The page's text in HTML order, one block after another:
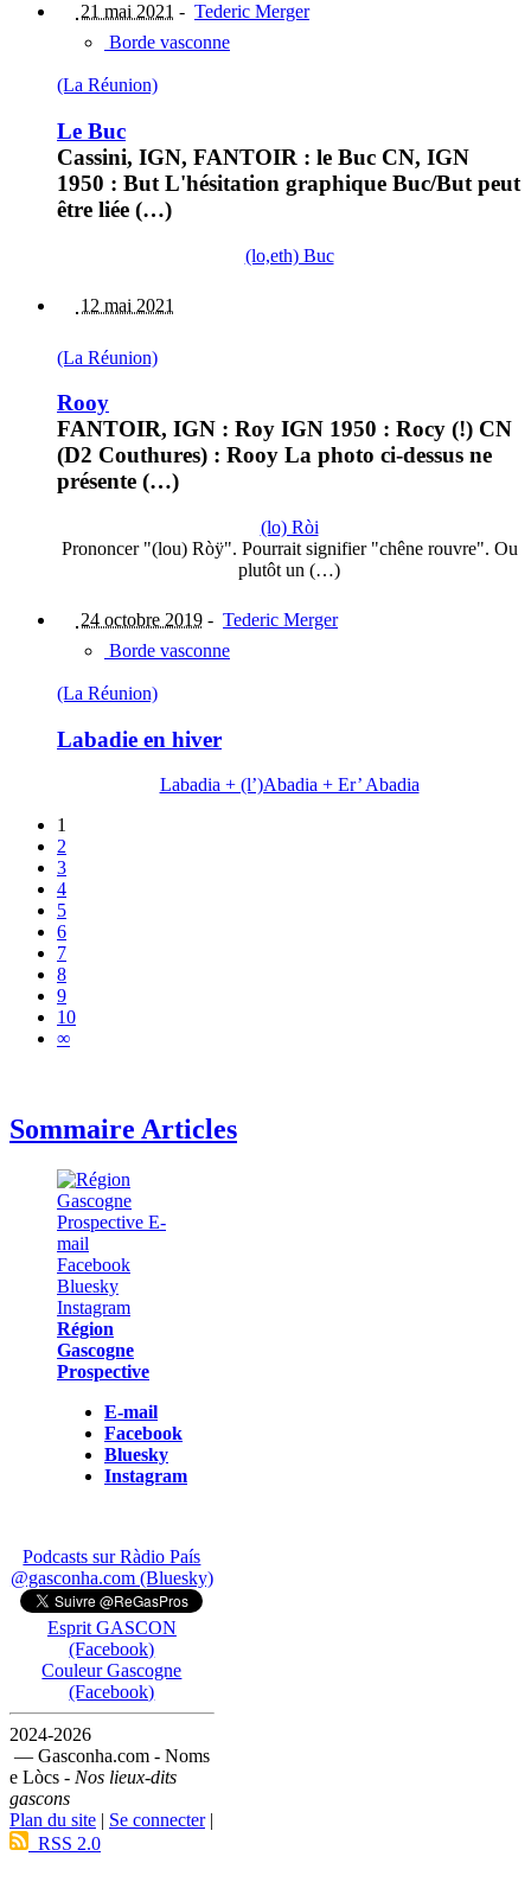
21 mai 2021 - Tederic Merger
Borde vasconne
(La Réunion)
Le Buc
Cassini, IGN, FANTOIR : le Buc CN, IGN
1950 : But L'hésitation graphique Buc/But peut
être liée (…)
(lo,eth) Buc
12 mai 2021
(La Réunion)
Rooy
FANTOIR, IGN : Roy IGN 1950 : Rocy (!) CN
(D2 Couthures) : Rooy La photo ci-dessus ne
présente (…)
(lo) Ròi
Prononcer "(lou) Ròÿ". Pourrait signifier "chêne rouvre". Ou
plutôt un (…)
24 octobre 2019 - Tederic Merger
Borde vasconne
(La Réunion)
Labadie en hiver
Labadia + (l’)Abadia + Er’ Abadia
1
2
3
4
5
6
7
8
9
10
∞
Sommaire Articles
Région
Gascogne
Prospective
E-mail
Facebook
Bluesky
Instagram
Podcasts sur Ràdio País
@gasconha.com (Bluesky)
Esprit GASCON
(Facebook)
Couleur Gascogne
(Facebook)
2024-2026
— Gasconha.com - Noms
e Lòcs - Nos lieux-dits
gascons
Plan du site | Se connecter|
RSS 2.0